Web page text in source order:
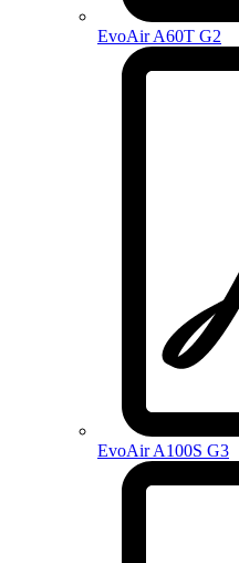
EvoAir A60T G2
EvoAir A100S G3